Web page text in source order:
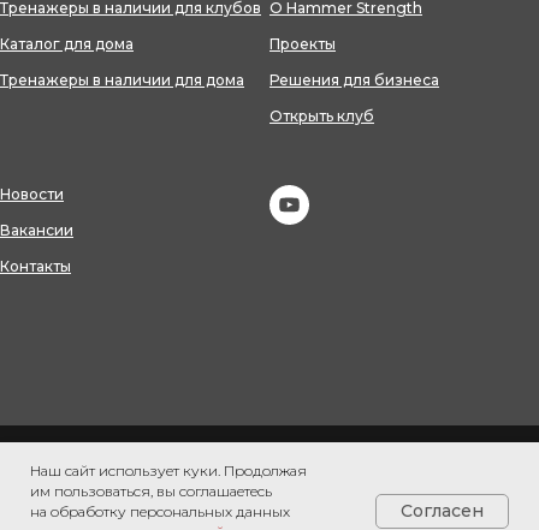
Наш сайт использует куки. Продолжая
им пользоваться, вы соглашаетесь
на обработку персональных данных
Согласен
Тренажеры в наличии для клубов
Каталог для дома
Тренажеры в наличии для дома
О Hammer Strength
Проекты
Решения для бизнеса
Открыть клуб
Новости
Вакансии
Контакты
Согласие на обработку персональных данных
конфиденциальности
Политика обработки персональных данных